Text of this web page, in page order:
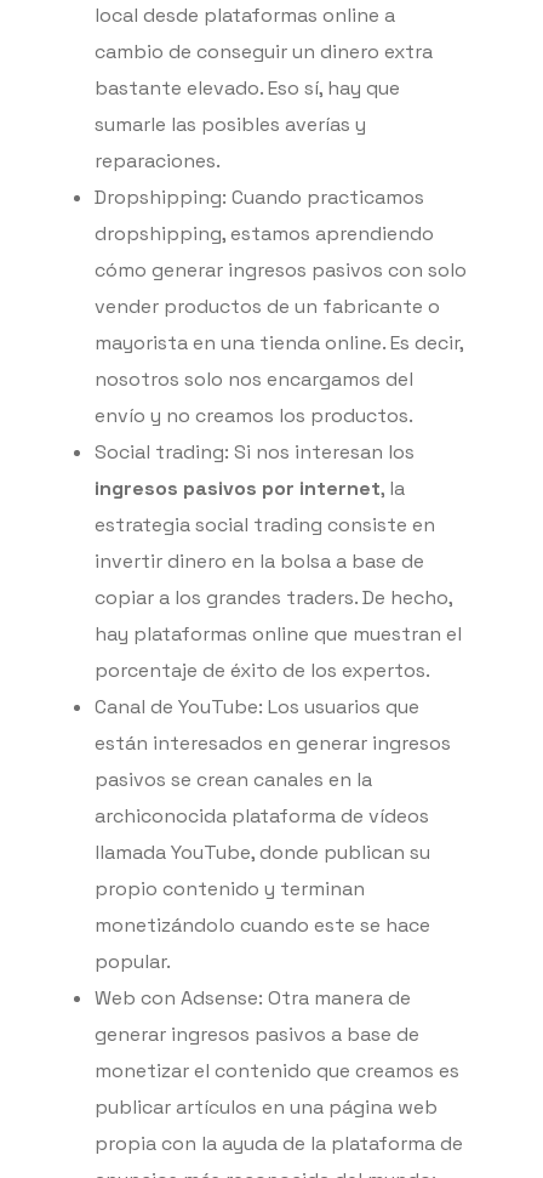
local desde plataformas online a
cambio de conseguir un dinero extra
bastante elevado. Eso sí, hay que
sumarle las posibles averías y
reparaciones.
Dropshipping: Cuando practicamos
dropshipping, estamos aprendiendo
cómo generar ingresos pasivos con solo
vender productos de un fabricante o
mayorista en una tienda online. Es decir,
nosotros solo nos encargamos del
envío y no creamos los productos.
Social trading: Si nos interesan los
ingresos pasivos por internet, la
estrategia social trading consiste en
invertir dinero en la bolsa a base de
copiar a los grandes traders. De hecho,
hay plataformas online que muestran el
porcentaje de éxito de los expertos.
Canal de YouTube: Los usuarios que
están interesados en generar ingresos
pasivos se crean canales en la
archiconocida plataforma de vídeos
llamada YouTube, donde publican su
propio contenido y terminan
monetizándolo cuando este se hace
popular.
Web con Adsense: Otra manera de
generar ingresos pasivos a base de
monetizar el contenido que creamos es
publicar artículos en una página web
propia con la ayuda de la plataforma de